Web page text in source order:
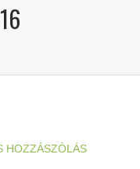
HOZZÁSZÓLÁS